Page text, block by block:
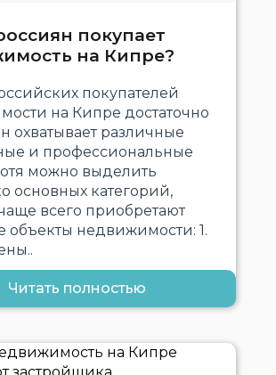
покупает
на Кипре?
покупателей
на Кипре достаточно
охватывает различные
и профессиональные
можно выделить
основных категорий,
всего приобретают
объекты недвижимости: 1.
Читать полностью